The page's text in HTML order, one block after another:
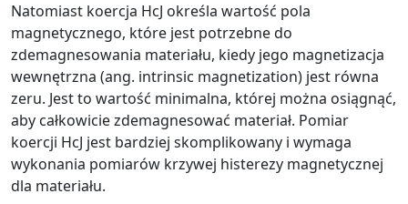
Natomiast koercja HcJ określa wartość pola
magnetycznego, które jest potrzebne do
zdemagnesowania materiału, kiedy jego magnetizacja
wewnętrzna (ang. intrinsic magnetization) jest równa
zeru. Jest to wartość minimalna, której można osiągnąć,
aby całkowicie zdemagnesować materiał. Pomiar
koercji HcJ jest bardziej skomplikowany i wymaga
wykonania pomiarów krzywej histerezy magnetycznej
dla materiału.